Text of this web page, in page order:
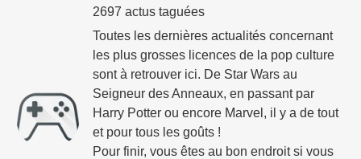
2697 actus taguées
Toutes les dernières actualités concernant
les plus grosses licences de la pop culture
sont à retrouver ici. De Star Wars au
Seigneur des Anneaux, en passant par
Harry Potter ou encore Marvel, il y a de tout
et pour tous les goûts !
Pour finir, vous êtes au bon endroit si vous